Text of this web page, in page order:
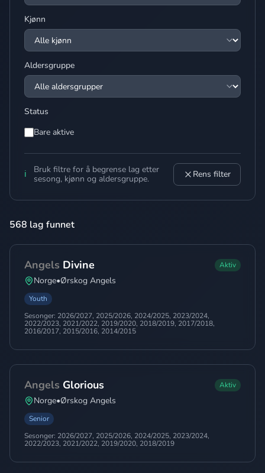
Kjønn
Aldersgruppe
Status
Bare aktive
ℹ️
Bruk filtre for å begrense lag etter
sesong, kjønn og aldersgruppe.
Rens filter
568 lag funnet
Angels Divine Aktiv
Norge•Ørskog Angels
Youth
Sesonger: 2026/2027, 2025/2026, 2024/2025, 2023/2024,
2022/2023, 2021/2022, 2019/2020, 2018/2019, 2017/2018,
2016/2017, 2015/2016, 2014/2015
Angels Glorious Aktiv
Norge•Ørskog Angels
Senior
Sesonger: 2026/2027, 2025/2026, 2024/2025, 2023/2024,
2022/2023, 2021/2022, 2019/2020, 2018/2019